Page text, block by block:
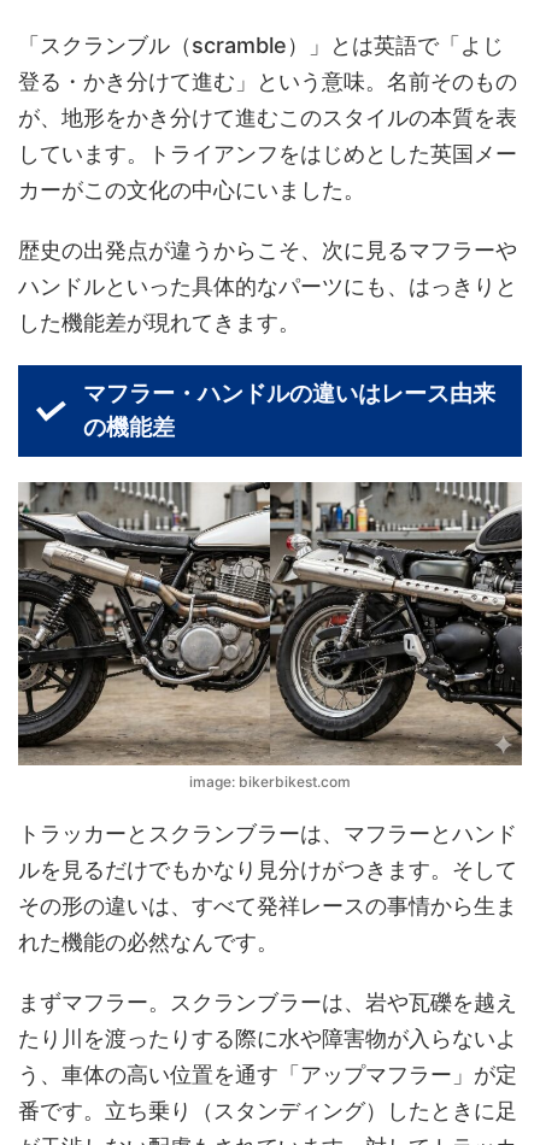
「スクランブル（scramble）」とは英語で「よじ
登る・かき分けて進む」という意味。名前そのもの
が、地形をかき分けて進むこのスタイルの本質を表
しています。トライアンフをはじめとした英国メー
カーがこの文化の中心にいました。
歴史の出発点が違うからこそ、次に見るマフラーや
ハンドルといった具体的なパーツにも、はっきりと
した機能差が現れてきます。
マフラー・ハンドルの違いはレース由来
の機能差
image: bikerbikest.com
トラッカーとスクランブラーは、マフラーとハンド
ルを見るだけでもかなり見分けがつきます。そして
その形の違いは、すべて発祥レースの事情から生ま
れた機能の必然なんです。
まずマフラー。スクランブラーは、岩や瓦礫を越え
たり川を渡ったりする際に水や障害物が入らないよ
う、車体の高い位置を通す「アップマフラー」が定
番です。立ち乗り（スタンディング）したときに足